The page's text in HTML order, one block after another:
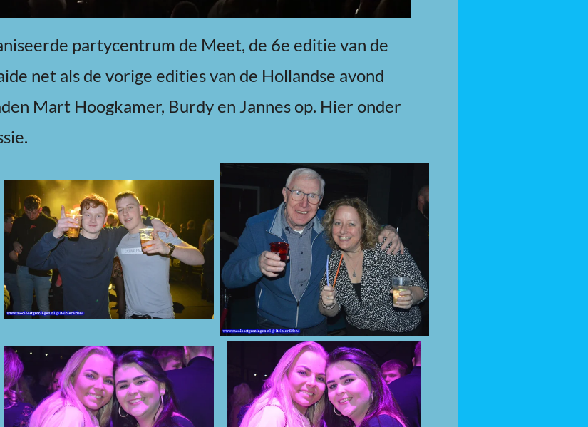
partycentrum de Meet, de 6e editie van de
net als de vorige edities van de Hollandse avond
Mart Hoogkamer, Burdy en Jannes op. Hier onder